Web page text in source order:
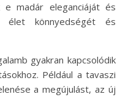
madár eleganciáját és
élet könnyedségét és
gyakran kapcsolódik
Például a tavaszi
a megújulást, az új